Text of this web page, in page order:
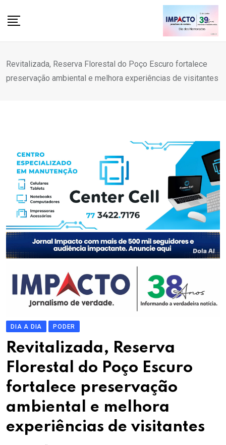
Revitalizada, Reserva Florestal do Poço Escuro fortalece
preservação ambiental e melhora experiências de visitantes
DIA A DIA PODER
Revitalizada, Reserva
Florestal do Poço Escuro
fortalece preservação
ambiental e melhora
experiências de visitantes